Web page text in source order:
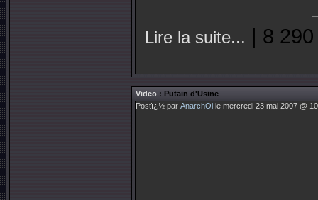
Lire la suite... | 8
Video : Putain d'Usine
Postï¿½ par AnarchOi le mercredi 23 mai 2007 @